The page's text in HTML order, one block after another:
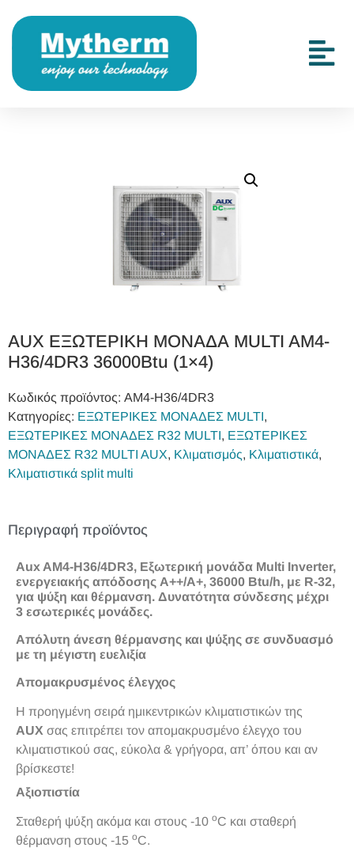
AUX ΕΞΩΤΕΡΙΚΗ ΜΟΝΑΔΑ MULTI AM4-
H36/4DR3 36000Btu (1×4)
Κωδικός προϊόντος: AM4-H36/4DR3
Κατηγορίες: ΕΞΩΤΕΡΙΚΕΣ ΜΟΝΑΔΕΣ MULTI,
ΕΞΩΤΕΡΙΚΕΣ ΜΟΝΑΔΕΣ R32 MULTI, ΕΞΩΤΕΡΙΚΕΣ
ΜΟΝΑΔΕΣ R32 MULTI AUX, Κλιματισμός, Κλιματιστικά,
Κλιματιστικά split multi
Περιγραφή προϊόντος
Aux AM4-H36/4DR3, Εξωτερική μονάδα Multi Inverter,
ενεργειακής απόδοσης A++/A+, 36000 Btu/h, με R-32,
για ψύξη και θέρμανση. Δυνατότητα σύνδεσης μέχρι
3 εσωτερικές μονάδες.
Απόλυτη άνεση θέρμανσης και ψύξης σε συνδυασμό
με τη μέγιστη ευελιξία
Απομακρυσμένος έλεγχος
Η προηγμένη σειρά ημικεντρικών κλιματιστικών της
AUX σας επιτρέπει τον απομακρυσμένο έλεγχο του
κλιματιστικού σας, εύκολα & γρήγορα, απ’ όπου και αν
βρίσκεστε!
Αξιοπιστία
Σταθερή ψύξη ακόμα και στους -10 oC και σταθερή
θέρμανση στους -15 oC.